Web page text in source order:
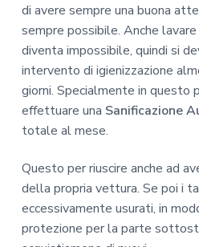
di avere sempre una buona
sempre possibile. Anche
diventa impossibile, quindi si
intervento di igienizzazione
giorni. Specialmente in questo
effettuare una Sanificazione
totale al mese.
Questo per riuscire anche ad
della propria vettura. Se poi i
eccessivamente usurati, in
protezione per la parte